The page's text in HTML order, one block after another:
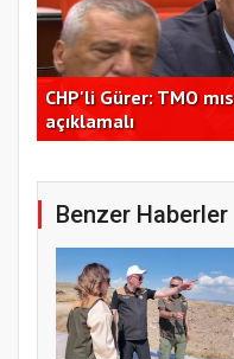
CHP'li Gürer: TMO
açıklamalı
Benzer Haberler